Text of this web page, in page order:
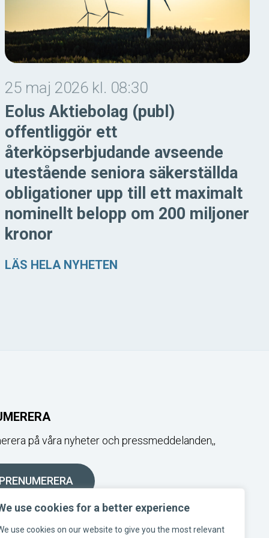
use cookies for a better experience
use cookies on our website to give you the most relevant
25 maj 2026 kl. 08:30
Eolus Aktiebolag (publ)
offentliggör ett
återköpserbjudande avseende
utestående seniora säkerställda
obligationer upp till ett maximalt
nominellt belopp om 200 miljoner
kronor
LÄS HELA NYHETEN
på våra nyheter och pressmeddelanden,,
I SOCIALA MEDIER